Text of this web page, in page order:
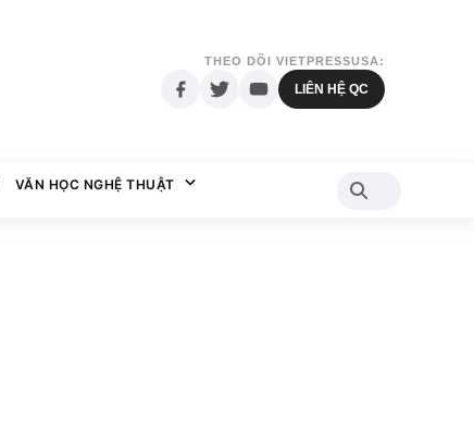
THEO DÕI VIETPRESSUSA:
LIÊN HỆ QC
VĂN HỌC NGHỆ THUẬT